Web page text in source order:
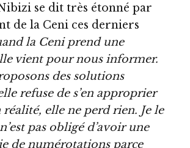
se dit très étonné par
de la Ceni ces derniers
la Ceni prend une
vient pour nous informer.
des solutions
refuse de s’en approprier
réalité, elle ne perd rien. Je le
pas obligé d’avoir une
de numérotations parce